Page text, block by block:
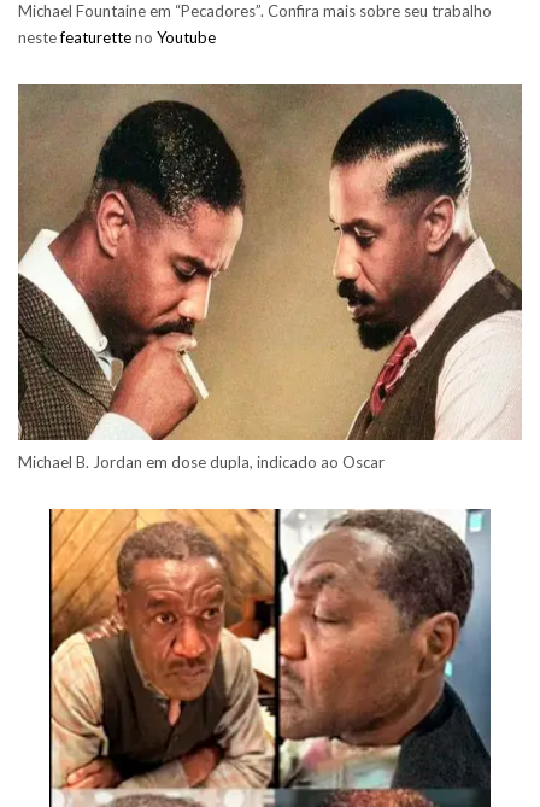
Michael Fountaine em “Pecadores”. Confira mais sobre seu trabalho
nestefeaturetteno Youtube
Michael B. Jordan em dose dupla, indicado ao Oscar